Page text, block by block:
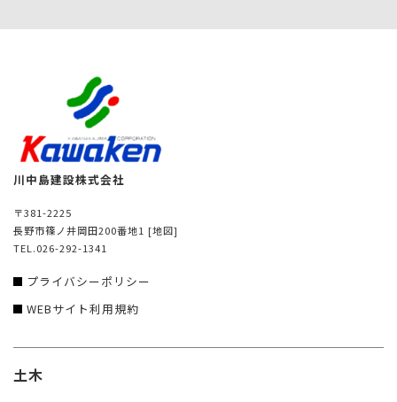
川中島建設株式会社
〒381-2225
長野市篠ノ井岡田200番地1 [地図]
TEL.026-292-1341
プライバシーポリシー
WEBサイト利用規約
土木